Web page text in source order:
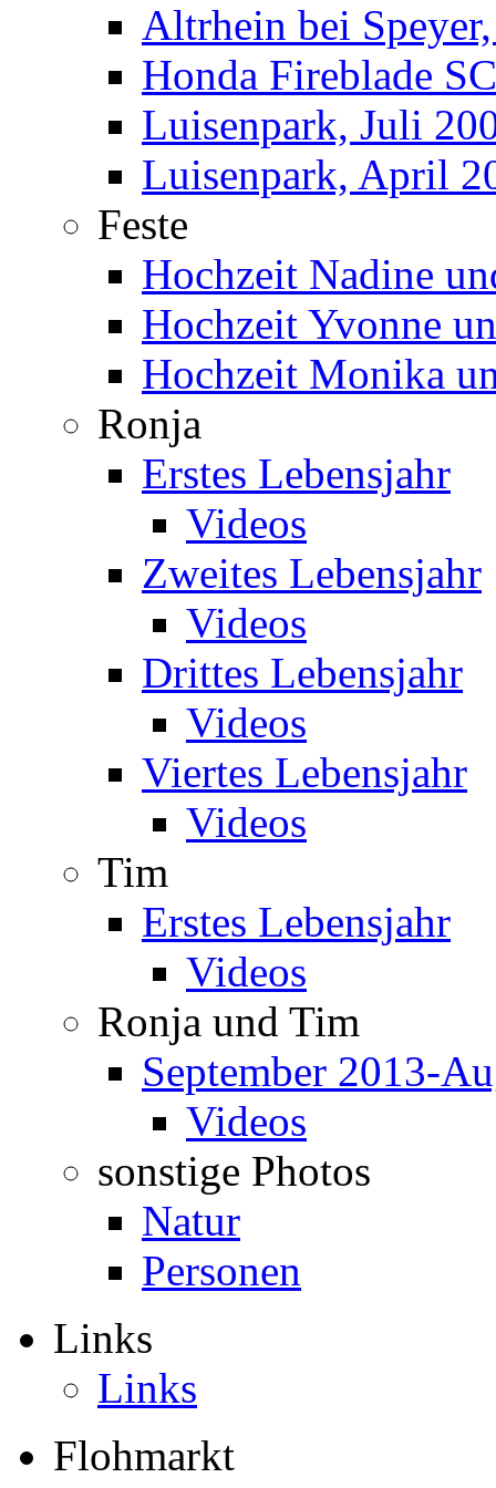
Altrhein bei
Honda Fireblade
Luisenpark, Juli
Luisenpark, April
Feste
Hochzeit Nadine
Hochzeit Yvonne
Hochzeit Monika
Ronja
Erstes Lebensjahr
Videos
Zweites Lebensjahr
Videos
Drittes Lebensjahr
Videos
Viertes Lebensjahr
Videos
Tim
Erstes Lebensjahr
Videos
Ronja und Tim
September 2013-
Videos
sonstige Photos
Natur
Personen
Links
Links
Flohmarkt